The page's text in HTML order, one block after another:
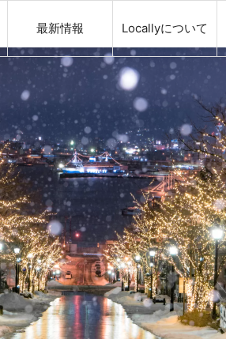
最新情報 Locallyについて